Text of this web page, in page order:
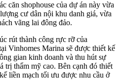
căn shophouse của dự án này vừa
cư dân nội khu danh giá, vừa
vãng lai đông đảo.
rút thành công rực rỡ của
Vinhomes Marina sẽ được thiết kế
gian kinh doanh và thu hút sự
trị thẩm mỹ cao. Bên cạnh đó thiết
liền mạch tối ưu được nhu cầu ở